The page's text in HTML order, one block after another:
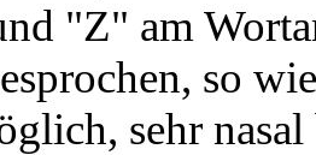
"Z" am
so
sehr